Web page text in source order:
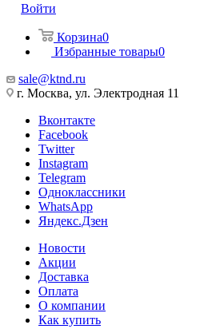
Войти
Корзина0
Избранные товары0
sale@ktnd.ru
г. Москва, ул. Электродная 11
Вконтакте
Facebook
Twitter
Instagram
Telegram
Одноклассники
WhatsApp
Яндекс.Дзен
Новости
Акции
Доставка
Оплата
О компании
Как купить